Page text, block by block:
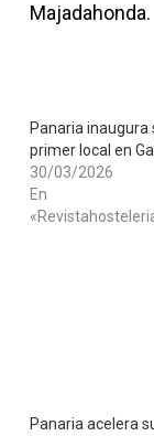
Majadahonda.
Panaria inaugura
primer local en
30/03/2026
En
Panaria acelera